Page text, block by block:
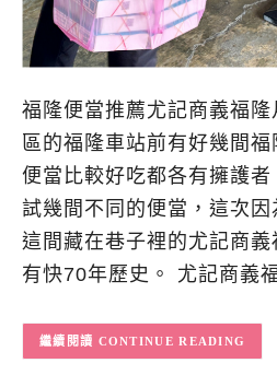
福隆便當推薦尤記商義福
區的福隆車站前有好幾間
便當比較好吃都各有擁護
試幾間不同的便當，這次
這間藏在巷子裡的尤記商
有快70年歷史。 尤記商義
CONTINUE READING